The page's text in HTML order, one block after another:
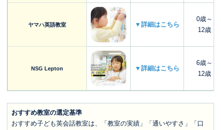
ヤマハ英語教室 ▼詳細はこちら
0歳～
12歳
NSG Lepton ▼詳細はこちら
6歳～
12歳
おすすめ教室の選定基準
おすすめ子ども英会話教室は、「教室の実績」「通いやすさ」「口